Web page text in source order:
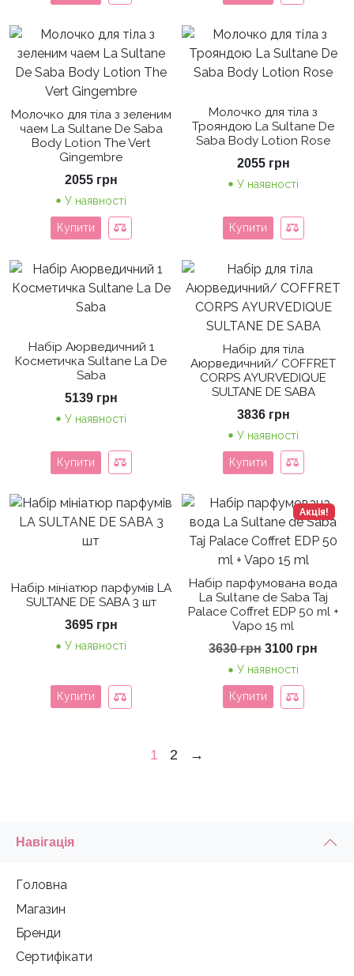
Молочко для тіла з зеленим
чаем La Sultane De Saba
Body Lotion The Vert
Gingembre
2055 грн
У наявності
Купити
Молочко для тіла з
Трояндою La Sultane De
Saba Body Lotion Rose
2055 грн
У наявності
Купити
Набір Аюрведичний 1
Косметичка Sultane La De
Saba
5139 грн
У наявності
Купити
Набір для тіла
Аюрведичний/ COFFRET
CORPS AYURVEDIQUE
SULTANE DE SABA
3836 грн
У наявності
Купити
Набір мініатюр парфумів LA
SULTANE DE SABA 3 шт
3695 грн
У наявності
Купити
Акція!
Набір парфумована вода
La Sultane de Saba Taj
Palace Coffret EDP 50 ml +
Vapo 15 ml
3630грн Оригінальна
3630 грн.
3100 грн
У наявності
Купити
1 2 →
Навігація
Головна
Магазин
Бренди
Сертифікати